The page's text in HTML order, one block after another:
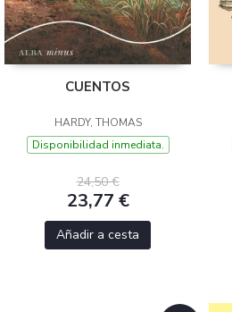
CUENTOS
HARDY, THOMAS
Disponibilidad inmediata.
24,50 €
23,77 €
Añadir a cesta